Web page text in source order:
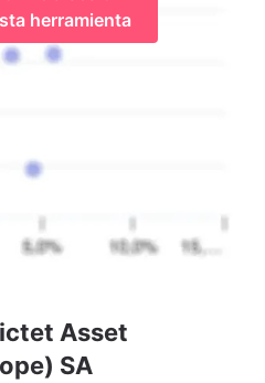
herramienta
Asset
SA